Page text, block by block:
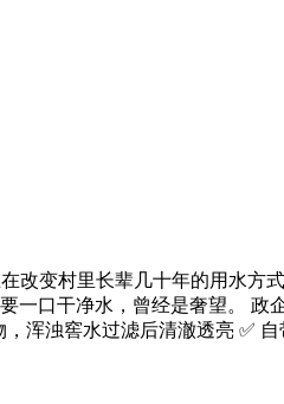
改变村里长辈几十年的用水方
口干净水，曾经是奢望。
浑浊窖水过滤后清澈透亮 ✅